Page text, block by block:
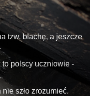
tzw. blachę, a jeszcze
to polscy uczniowie -
szło zrozumieć.